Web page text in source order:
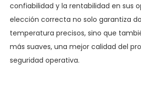
confiabilidad y la rentabilidad en sus
elección correcta no solo garantiza
temperatura precisos, sino que
más suaves, una mejor calidad del
seguridad operativa.